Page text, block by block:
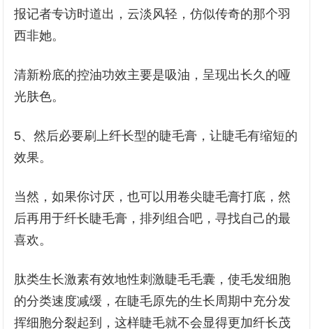
报记者专访时道出，云淡风轻，仿似传奇的那个羽
西非她。
清新粉底的控油功效主要是吸油，呈现出长久的哑
光肤色。
5、然后必要刷上纤长型的睫毛膏，让睫毛有缩短的
效果。
当然，如果你讨厌，也可以用卷尖睫毛膏打底，然
后再用于纤长睫毛膏，排列组合吧，寻找自己的最
喜欢。
肽类生长激素有效地性刺激睫毛毛囊，使毛发细胞
的分类速度减缓，在睫毛原先的生长周期中充分发
挥细胞分裂起到，这样睫毛就不会显得更加纤长茂